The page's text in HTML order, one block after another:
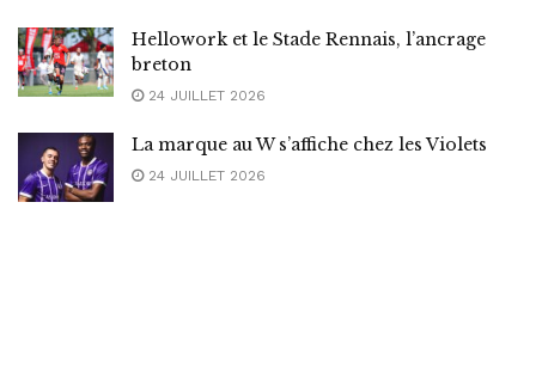
Hellowork et le Stade Rennais, l’ancrage
breton
24 JUILLET 2026
La marque au W s’affiche chez les Violets
24 JUILLET 2026